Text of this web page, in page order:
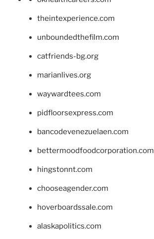
theintexperience.com
unboundedthefilm.com
catfriends-bg.org
marianlives.org
waywardtees.com
pidfloorsexpress.com
bancodevenezuelaen.com
bettermoodfoodcorporation.com
hingstonnt.com
chooseagender.com
hoverboardssale.com
alaskapolitics.com